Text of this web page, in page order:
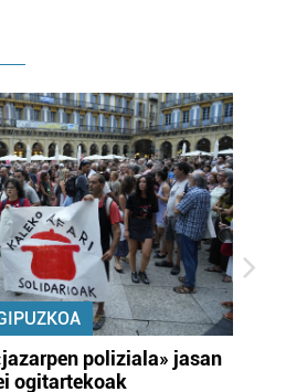
poliziala» jasan
ogitartekoak